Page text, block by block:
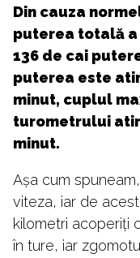
Din cauza
puterea totală
136 de cai
puterea este
minut, cuplul
turometrului
minut.
Așa cum
viteza, iar de
kilometri acoperiți
în ture, iar